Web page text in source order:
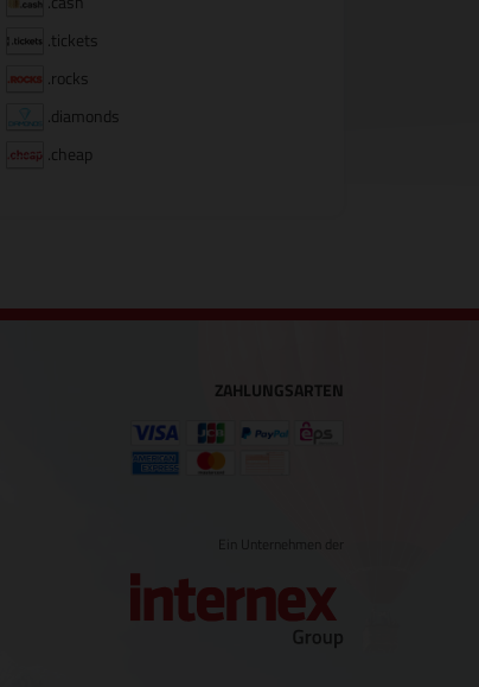
.tickets
.rocks
.diamonds
.cheap
ZAHLUNGSARTEN
Ein Unternehmen der